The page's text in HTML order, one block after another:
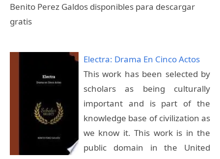
Benito Perez Galdos disponibles para descargar
gratis
Electra: Drama En Cinco Actos
This work has been selected by
scholars as being culturally
important and is part of the
knowledge base of civilization as
we know it. This work is in the
public domain in the United